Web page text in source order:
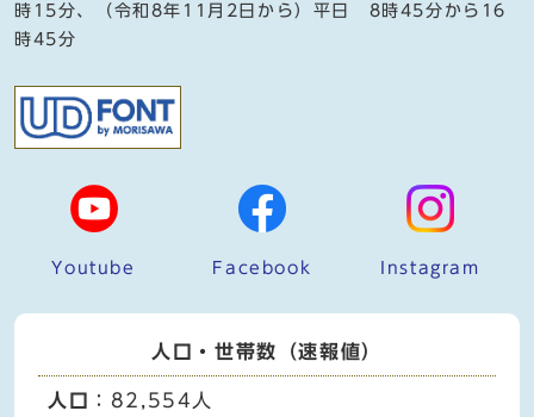
時15分、（令和8年11月2日から）平日 8時45分から16
時45分
Youtube Facebook Instagram
人口・世帯数（速報値）
人口 ：82,554人